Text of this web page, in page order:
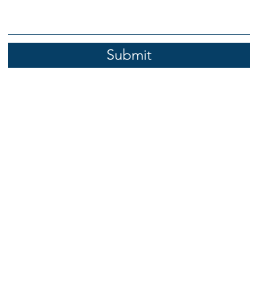
Submit